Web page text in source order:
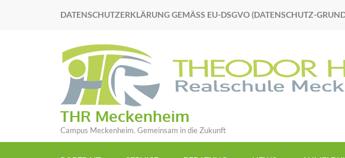
DATENSCHUTZERKLÄRUNG GEMÄSS EU-DSGVO (DATENSCHUTZ-
THR Meckenheim
Campus Meckenheim. Gemeinsam in die Zukunft